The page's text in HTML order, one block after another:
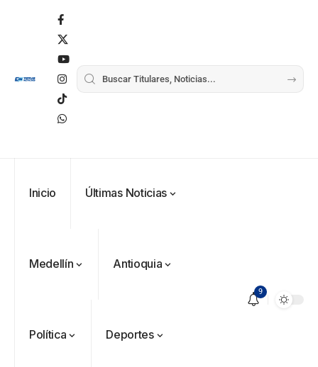
Inicio Últimas Noticias
Medellín Antioquia
Política Deportes
9